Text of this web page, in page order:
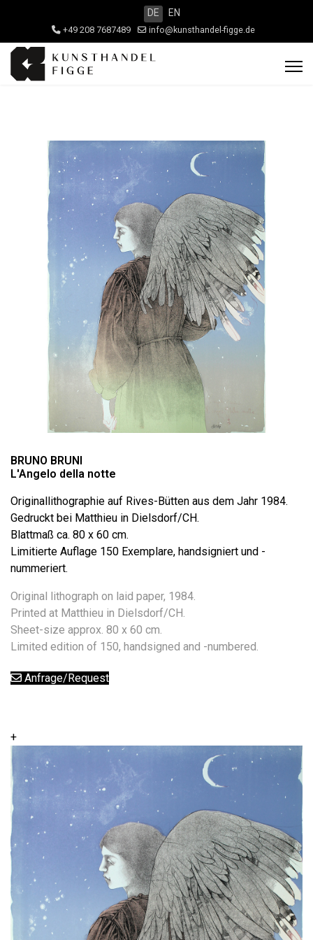
DE EN
+49 208 7687489 info@kunsthandel-figge.de
BRUNO BRUNI
L'Angelo della notte
Originallithographie auf Rives-Bütten aus dem Jahr 1984.
Gedruckt bei Matthieu in Dielsdorf/CH.
Blattmaß ca. 80 x 60 cm.
Limitierte Auflage 150 Exemplare, handsigniert und -
nummeriert.
Original lithograph on laid paper, 1984.
Printed at Matthieu in Dielsdorf/CH.
Sheet-size approx. 80 x 60 cm.
Limited edition of 150, handsigned and -numbered.
Anfrage/Request
+